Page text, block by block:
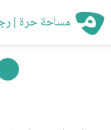
مساحة حرة |